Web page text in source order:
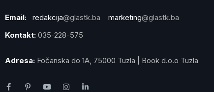
Email: redakcija@glastk.ba marketing@glastk.ba
Kontakt: 035-228-575
Adresa: Fočanska do 1A, 75000 Tuzla | Book d.o.o Tuzla